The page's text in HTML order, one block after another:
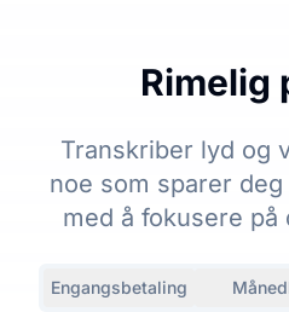
Rimelig
Transkriber lyd og
noe som sparer
med å fokusere
Engangsbetaling